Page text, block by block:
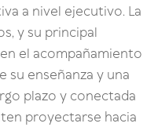
a nivel ejecutivo. La
y su principal
el acompañamiento
enseñanza y una
plazo y conectada
proyectarse hacia